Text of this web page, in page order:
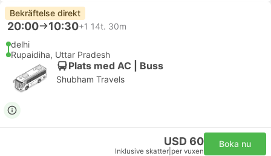
Bekräftelse direkt
20:00 10:30+1 14t. 30m
delhi
Rupaidiha, Uttar Pradesh
Plats med AC | Buss
Shubham Travels
USD 60
Inklusive skatter per vuxen
Boka nu